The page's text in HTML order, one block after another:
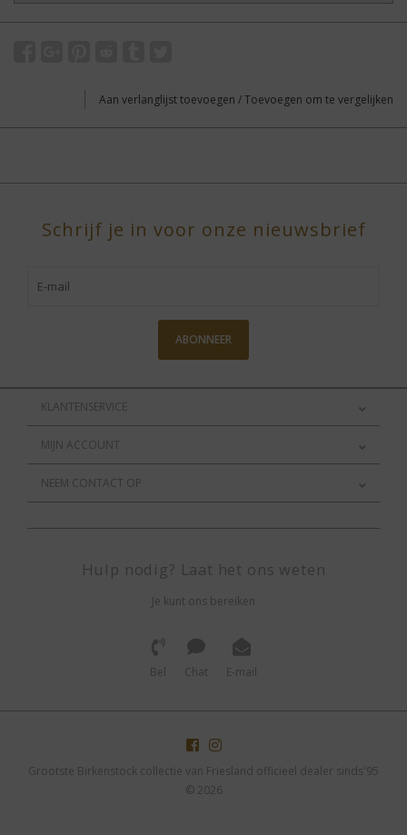
Aan verlanglijst toevoegen /Toevoegen om te vergelijken
Schrijf je in voor onze nieuwsbrief
ABONNEER
KLANTENSERVICE
MIJN ACCOUNT
NEEM CONTACT OP
Hulp nodig? Laat het ons weten
Je kunt ons bereiken
Bel Chat E-mail
Grootste Birkenstock collectie van Friesland officieel dealer sinds'95
© 2026